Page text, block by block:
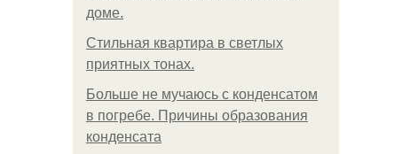
доме.
Стильная квартира в светлых
приятных тонах.
Больше не мучаюсь с конденсатом
в погребе. Причины образования
конденсата